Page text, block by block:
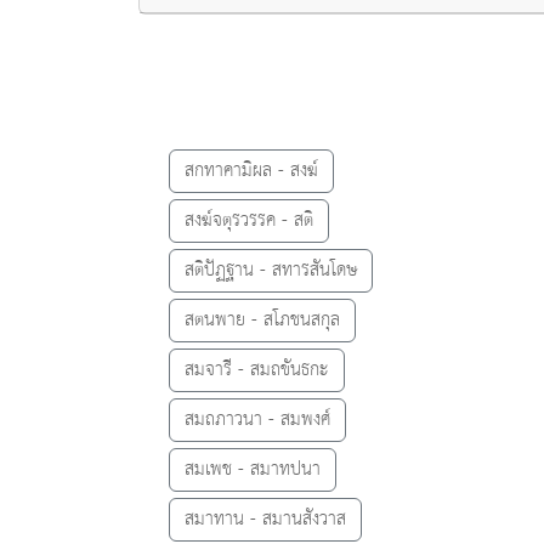
สกทาคามิผล - สงฆ์
สงฆ์จตุรวรรค - สติ
สติปัฏฐาน - สทารสันโดษ
สตนพาย - สโภชนสกุล
สมจารี - สมถขันธกะ
สมถภาวนา - สมพงศ์
สมเพช - สมาทปนา
สมาทาน - สมานสังวาส